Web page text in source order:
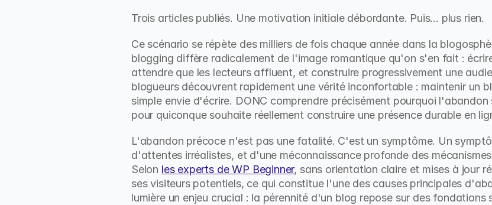
Trois articles publiés. Une motivation initiale débordante. Puis... plus rien.
Ce scénario se répète des milliers de fois chaque année dans la
blogging diffère radicalement de l'image romantique qu'on s'en fait :
attendre que les lecteurs affluent, et construire progressivement une
blogueurs découvrent rapidement une vérité inconfortable : maintenir un
simple envie d'écrire. DONC comprendre précisément pourquoi
pour quiconque souhaite réellement construire une présence durable en
L'abandon précoce n'est pas une fatalité. C'est un symptôme. Un
d'attentes irréalistes, et d'une méconnaissance profonde des
Selon les experts de WP Beginner, sans orientation claire et mises à jour
ses visiteurs potentiels, ce qui constitue l'une des causes principales
lumière un enjeu crucial : la pérennité d'un blog repose sur des